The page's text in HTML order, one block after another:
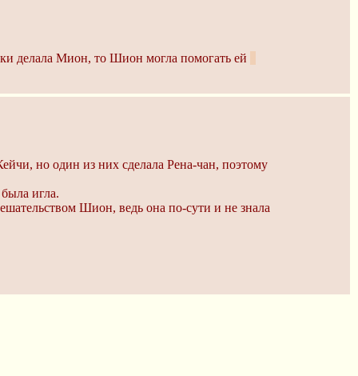
делала Мион, то Шион могла помогать ей
но один из них сделала Рена-чан, поэтому
игла.
Шион, ведь она по-сути и не знала